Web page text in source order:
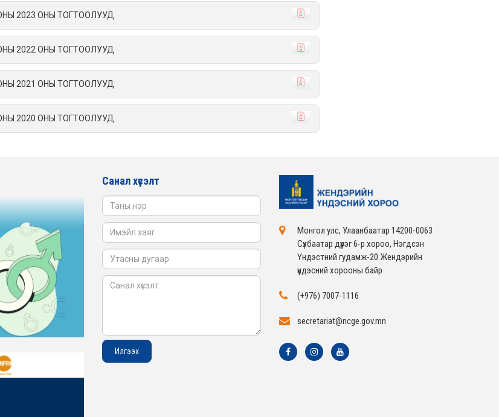
2023 ОНЫ ТОГТООЛУУД
2022 ОНЫ ТОГТООЛУУД
2021 ОНЫ ТОГТООЛУУД
2020 ОНЫ ТОГТООЛУУД
Санал хүсэлт
Монгол улс, Улаанбаатар 14200-0063
Сүхбаатар дүүрэг 6-р хороо, Нэгдсэн
Үндэстний гудамж-20 Жендэрийн
үндэсний хорооны байр
(+976) 7007-1116
secretariat@ncge.gov.mn